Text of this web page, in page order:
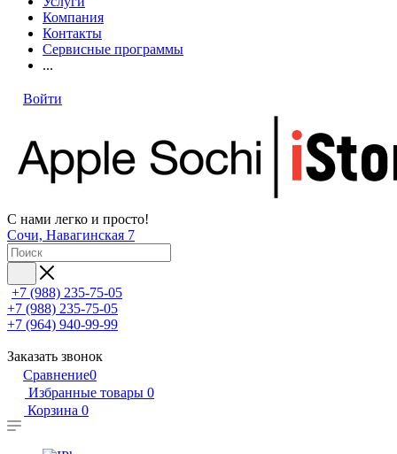
Компания
Контакты
Сервисные программы
...
Войти
С нами легко и просто!
Сочи, Навагинская 7
+7 (988) 235-75-05
+7 (988) 235-75-05
+7 (964) 940-99-99
Заказать звонок
Сравнение0
Избранные товары 0
Корзина 0